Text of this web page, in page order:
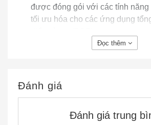
được đóng gói với các tính
tối ưu hóa cho các ứng dụng
Kết hợp băng thông rộng
cho các dịch vụ thoại, video, dữ
Hỗ trợ hàng ngàn thuê bao, và
Tổng hợp trước cho các ứng
Đọc thêm
Đánh giá
Đánh giá trung